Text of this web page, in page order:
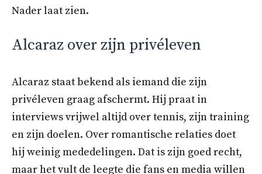
Nader laat zien.
Alcaraz over zijn privéleven
Alcaraz staat bekend als iemand die zijn
privéleven graag afschermt. Hij praat in
interviews vrijwel altijd over tennis, zijn training
en zijn doelen. Over romantische relaties doet
hij weinig mededelingen. Dat is zijn goed recht,
maar het vult de leegte die fans en media willen